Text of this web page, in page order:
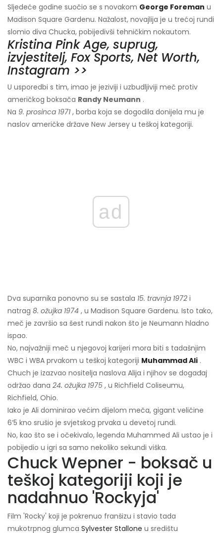
Sljedeće godine suočio se s novakom George Foreman u
Madison Square Gardenu. Nažalost, novajlija je u trećoj rundi
slomio diva Chucka, pobijedivši tehničkim nokautom.
Kristina Pink Age, suprug,
izvjestitelj, Fox Sports, Net Worth,
Instagram >>
U usporedbi s tim, imao je jeziviji i uzbudljiviji meč protiv
američkog boksača Randy Neumann .
Na 9. prosinca 1971 , borba koja se dogodila donijela mu je
naslov američke države New Jersey u teškoj kategoriji.
ad
Dva suparnika ponovno su se sastala 15. travnja 1972 i
natrag 8. ožujka 1974 , u Madison Square Gardenu. Isto tako,
meč je završio sa šest rundi nakon što je Neumann hladno
ispao.
No, najvažniji meč u njegovoj karijeri mora biti s tadašnjim
WBC i WBA prvakom u teškoj kategoriji Muhammad Ali .
Chuch je izazvao nositelja naslova Alija i njihov se događaj
održao dana 24. ožujka 1975 , u Richfield Coliseumu,
Richfield, Ohio.
Iako je Ali dominirao većim dijelom meča, gigant veličine
6’5 kno srušio je svjetskog prvaka u devetoj rundi.
No, kao što se i očekivalo, legenda Muhammed Ali ustao je i
pobijedio u igri sa samo nekoliko sekundi viška.
Chuck Wepner - boksač u
teškoj kategoriji koji je
nadahnuo 'Rockyja'
Film 'Rocky' koji je pokrenuo franšizu i stavio tada
mukotrpnog glumca Sylvester Stallone u središtu